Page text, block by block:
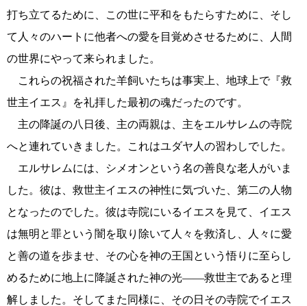
打ち立てるために、この世に平和をもたらすために、そし
て人々のハートに他者への愛を目覚めさせるために、人間
の世界にやって来られました。
これらの祝福された羊飼いたちは事実上、地球上で『救
世主イエス』を礼拝した最初の魂だったのです。
主の降誕の八日後、主の両親は、主をエルサレムの寺院
へと連れていきました。これはユダヤ人の習わしでした。
エルサレムには、シメオンという名の善良な老人がいま
した。彼は、救世主イエスの神性に気づいた、第二の人物
となったのでした。彼は寺院にいるイエスを見て、イエス
は無明と罪という闇を取り除いて人々を救済し、人々に愛
と善の道を歩ませ、その心を神の王国という悟りに至らし
めるために地上に降誕された神の光――救世主であると理
解しました。そしてまた同様に、その日その寺院でイエス